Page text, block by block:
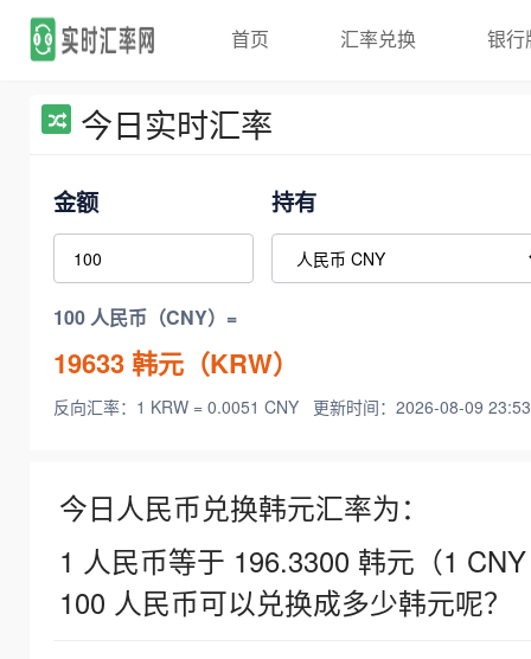
首页 汇率兑换 银行
今日实时汇率
金额 持有
100 人民币（CNY）=
19633韩元（KRW）
反向汇率：1 KRW = 0.0051 CNY 更新时间：2026-08-09
今日人民币兑换韩元汇率为：
1 人民币等于 196.3300 韩元（1
100 人民币可以兑换成多少韩元呢？